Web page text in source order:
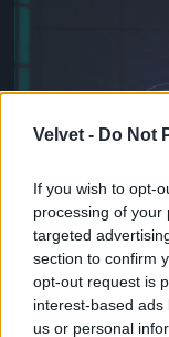
Velvet - Do Not
If you wish to opt-
processing of your
targeted
section to confirm
opt-out request is
interest-based
us or personal